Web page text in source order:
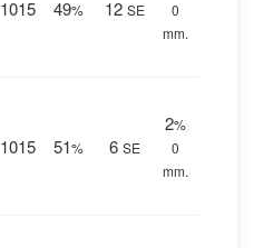
1015 49% 12 SE
0
mm.
1015 51% 6 SE
2%
0
mm.